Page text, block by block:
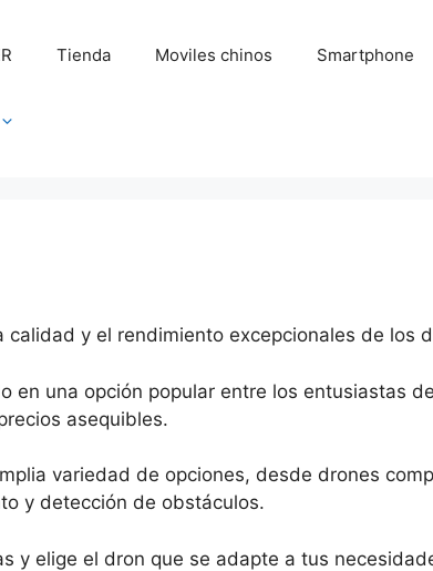
Tienda Moviles chinos Smartphone
y el rendimiento excepcionales de los
en una opción popular entre los entusiastas
asequibles.
variedad de opciones, desde drones
y detección de obstáculos.
y elige el dron que se adapte a tus